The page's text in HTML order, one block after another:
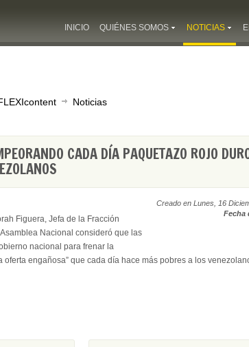
INICIO QUIÉNES SOMOS NOTICIAS
Noticias
CADA DÍA PAQUETAZO ROJO
Creado en Lunes, 16
Fecha
Figuera, Jefa de la Fracción
Nacional consideró que las
nacional para frenar la
oferta engañosa” que cada día hace más pobres a los